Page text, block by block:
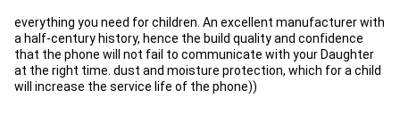
everything you need for children. An excellent manufacturer with
a half-century history, hence the build quality and confidence
that the phone will not fail to communicate with your Daughter
at the right time. dust and moisture protection, which for a child
will increase the service life of the phone))